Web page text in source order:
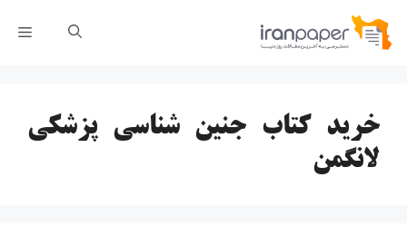
پرش
خرید کتاب جنین شناسی پزشکی
لانگمن